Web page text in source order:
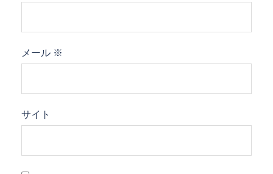
メール ※
サイト